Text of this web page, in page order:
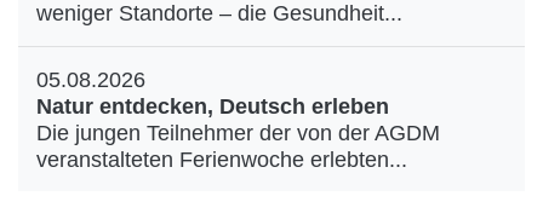
weniger Standorte – die Gesundheit...
05.08.2026
Natur entdecken, Deutsch erleben
Die jungen Teilnehmer der von der AGDM
veranstalteten Ferienwoche erlebten...